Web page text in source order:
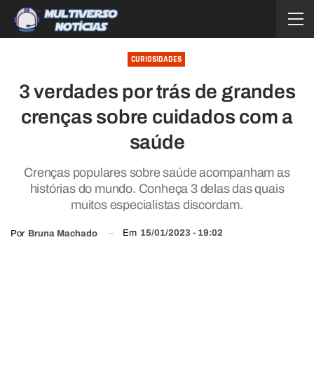
CURIOSIDADES
3 verdades por trás de grandes
crenças sobre cuidados com a
saúde
Crenças populares sobre saúde acompanham as
histórias do mundo. Conheça 3 delas das quais
muitos especialistas discordam.
Por Bruna Machado Em 15/01/2023 - 19:02